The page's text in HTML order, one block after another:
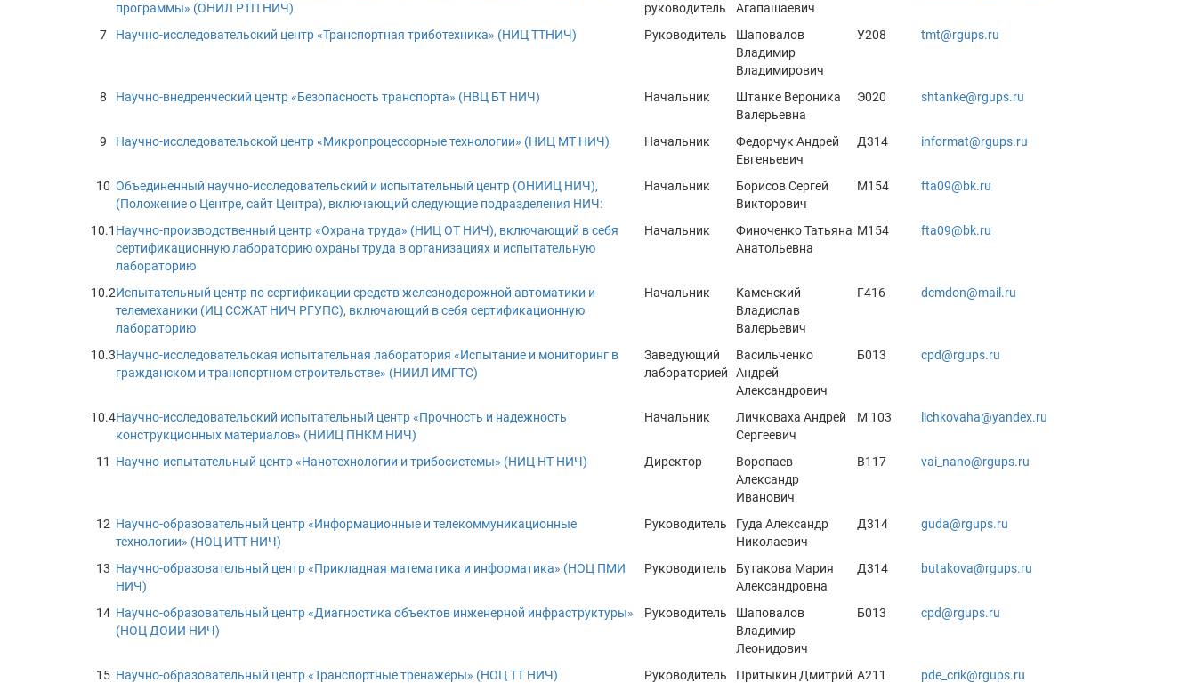
программы» (ОНИЛ РТП НИЧ)
руководитель
Агапашаевич
7 Научно-исследовательский центр «Транспортная триботехника» (НИЦ ТТНИЧ) Руководитель
Шаповалов
Владимир
Владимирович
У208 tmt@rgups.ru
8 Научно-внедренческий центр «Безопасность транспорта» (НВЦ БТ НИЧ) Начальник
Штанке Вероника
Валерьевна
Э020 shtanke@rgups.ru
9 Научно-исследовательской центр «Микропроцессорные технологии» (НИЦ МТ НИЧ) Начальник
Федорчук Андрей
Евгеньевич
Д314 informat@rgups.ru
10 Объединенный научно-исследовательский и испытательный центр (ОНИИЦ НИЧ),
(Положение о Центре, сайт Центра), включающий следующие подразделения НИЧ:
Начальник
Борисов Сергей
Викторович
М154 fta09@bk.ru
10.1 Научно-производственный центр «Охрана труда» (НИЦ ОТ НИЧ), включающий в себя
сертификационную лабораторию охраны труда в организациях и испытательную
лабораторию
Начальник
Финоченко Татьяна
Анатольевна
М154 fta09@bk.ru
10.2Испытательный центр по сертификации средств железнодорожной автоматики и
телемеханики (ИЦ ССЖАТ НИЧ РГУПС), включающий в себя сертификационную
лабораторию
Начальник
Каменский
Владислав
Валерьевич
Г416 dcmdon@mail.ru
10.3Научно-исследовательская испытательная лаборатория «Испытание и мониторинг в
гражданском и транспортном строительстве» (НИИЛ ИМГТС)
Заведующий
лабораторией
Васильченко
Андрей
Александрович
Б013 cpd@rgups.ru
10.4Научно-исследовательский испытательный центр «Прочность и надежность
конструкционных материалов» (НИИЦ ПНКМ НИЧ)
Начальник
Личковаха Андрей
Сергеевич
М 103 lichkovaha@yandex.ru
11 Научно-испытательный центр «Нанотехнологии и трибосистемы» (НИЦ НТ НИЧ) Директор
Воропаев
Александр
Иванович
В117 vai_nano@rgups.ru
12 Научно-образовательный центр «Информационные и телекоммуникационные
технологии» (НОЦ ИТТ НИЧ)
Руководитель
Гуда Александр
Николаевич
Д314 guda@rgups.ru
13 Научно-образовательный центр «Прикладная математика и информатика» (НОЦ ПМИ
НИЧ)
Руководитель
Бутакова Мария
Александровна
Д314 butakova@rgups.ru
14 Научно-образовательный центр «Диагностика объектов инженерной инфраструктуры»
(НОЦ ДОИИ НИЧ)
Руководитель
Шаповалов
Владимир
Леонидович
Б013 cpd@rgups.ru
15 Научно-образовательный центр «Транспортные тренажеры» (НОЦ ТТ НИЧ) Руководитель
Притыкин Дмитрий А211 pde_crik@rgups.ru